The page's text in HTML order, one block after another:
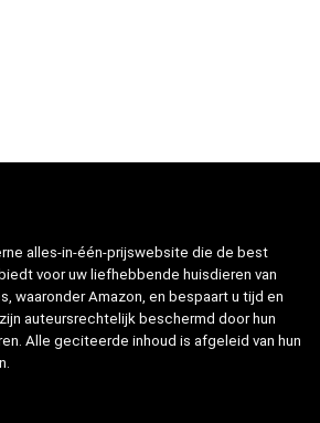
alles-in-één-prijswebsite die de best
voor uw liefhebbende huisdieren van
waaronder Amazon, en bespaart u tijd en
auteursrechtelijk beschermd door hun
Alle geciteerde inhoud is afgeleid van hun